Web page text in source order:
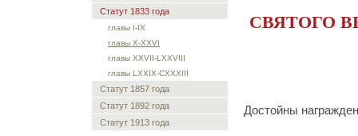
Статут 1833 года
главы I-IX
главы X-XXVI
главы XXVII-LXXVIII
главы LXXIX-CXXXIII
Статут 1857 года
Статут 1892 года
Статут 1913 года
СВЯТОГО
Достойны